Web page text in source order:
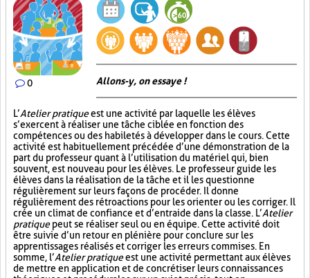
0 Allons-y, on essaye !
L’Atelier pratiqueest une activité par laquelle les élèves
s’exercent à réaliser une tâche ciblée en fonction des
compétences ou des habiletés à développer dans le cours. Cette
activité est habituellement précédée d’une démonstration de la
part du professeur quant à l’utilisation du matériel qui, bien
souvent, est nouveau pour les élèves. Le professeur guide les
élèves dans la réalisation de la tâche et il les questionne
régulièrement sur leurs façons de procéder. Il donne
régulièrement des rétroactions pour les orienter ou les corriger. Il
crée un climat de confiance et d’entraide dans la classe. L’Atelier
pratiquepeut se réaliser seul ou en équipe. Cette activité doit
être suivie d’un retour en plénière pour conclure sur les
apprentissages réalisés et corriger les erreurs commises. En
somme, l’Atelier pratiqueest une activité permettant aux élèves
de mettre en application et de concrétiser leurs connaissances